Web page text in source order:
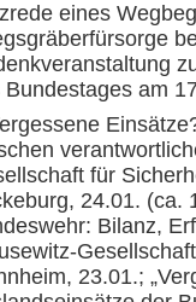
eines
Bundestages am
für
24.01. (ca.
Bilanz,
23.01.;